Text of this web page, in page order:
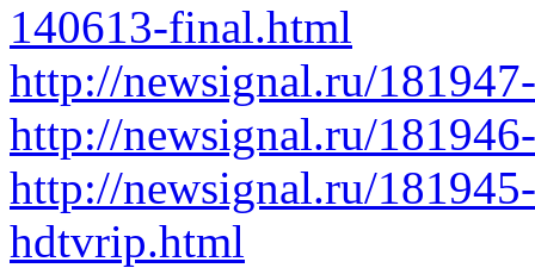
140613-final.html
http://newsignal.ru/
http://newsignal.ru/
http://newsignal.ru/
hdtvrip.html